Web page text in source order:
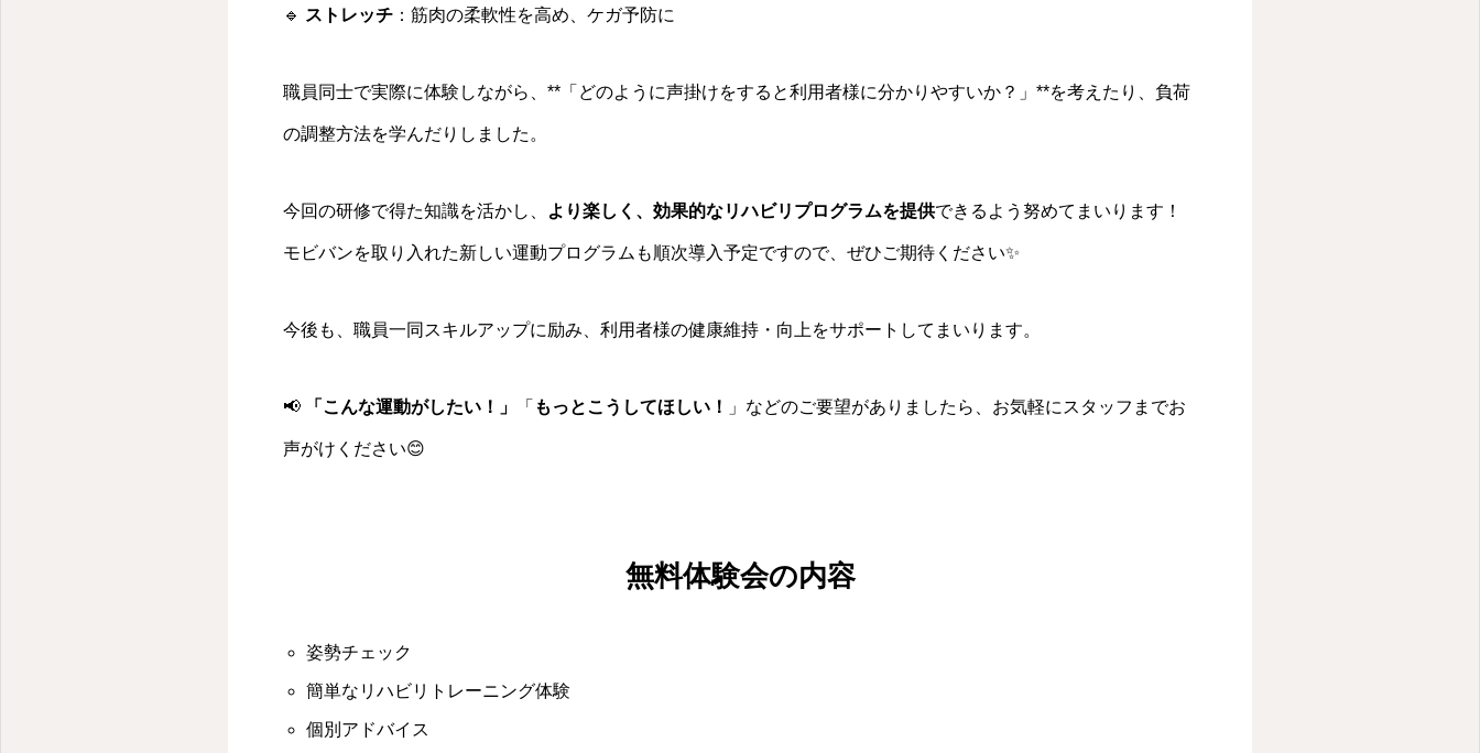
🔹 ストレッチ ：筋肉の柔軟性を高め、ケガ予防に
職員同士で実際に体験しながら、**「どのように声掛けをすると利用者様に分かりやすいか？」**を考えたり、負荷
の調整方法を学んだりしました。
今回の研修で得た知識を活かし、 より楽しく、効果的なリハビリプログラムを提供できるよう努めてまいります！
モビバンを取り入れた新しい運動プログラムも順次導入予定ですので、ぜひご期待ください✨
今後も、職員一同スキルアップに励み、利用者様の健康維持・向上をサポートしてまいります。
📢 「こんな運動がしたい！」 「 もっとこうしてほしい！ 」などのご要望がありましたら、お気軽にスタッフまでお
声がけください😊
無料体験会の内容
姿勢チェック
簡単なリハビリトレーニング体験
個別アドバイス